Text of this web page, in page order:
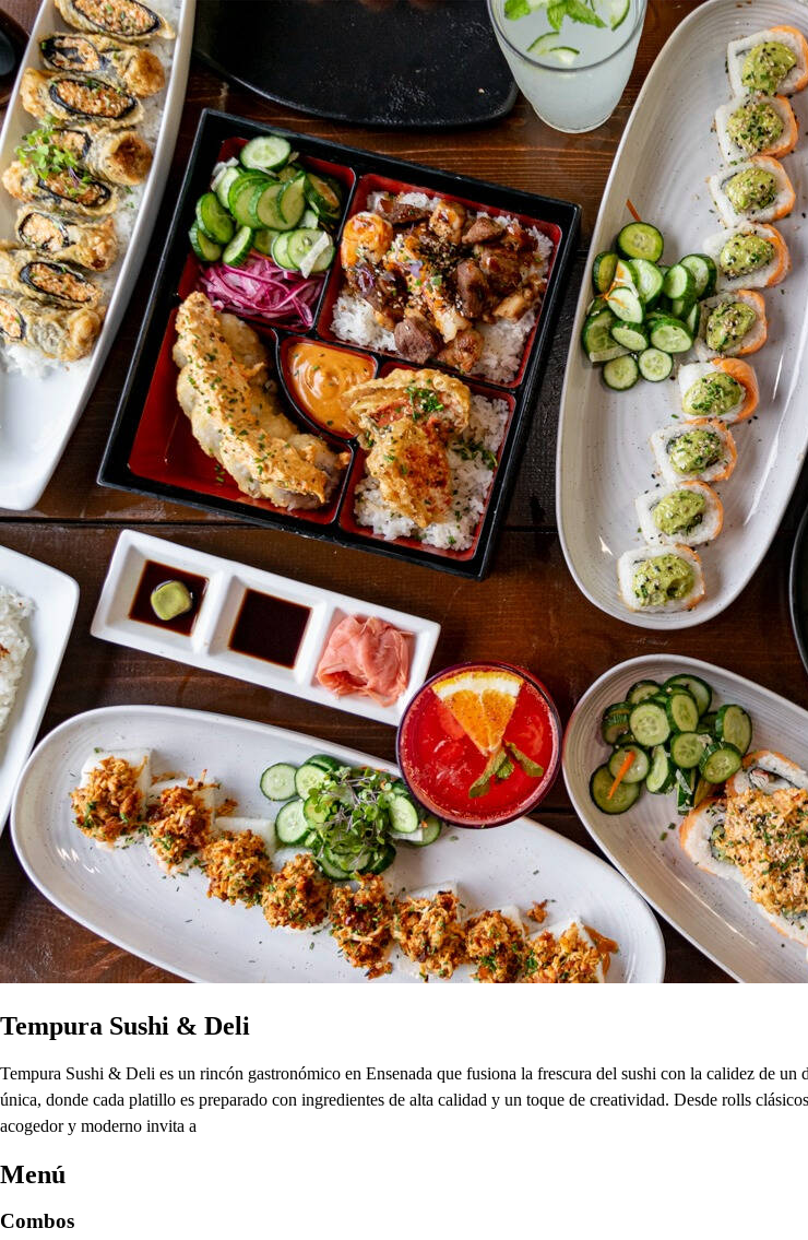
Tempura Sushi & Deli
Tempura Sushi & Deli es un rincón gastronómico en Ensenada que fusiona la frescura del sushi con la calidez de
única, donde cada platillo es preparado con ingredientes de alta calidad y un toque de creatividad. Desde rolls
acogedor y moderno invita a
Menú
Combos